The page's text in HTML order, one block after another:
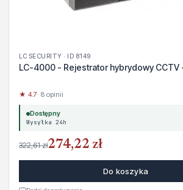
LC SECURITY · ID 8149
LC-4000 - Rejestrator hybrydowy CCTV
★ 4.7· 8 opinii
Dostępny
Wysyłka 24h
322,61 zł274,22 zł
Do koszyka